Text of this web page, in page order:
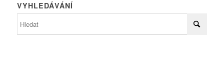
VYHLEDÁVÁNÍ